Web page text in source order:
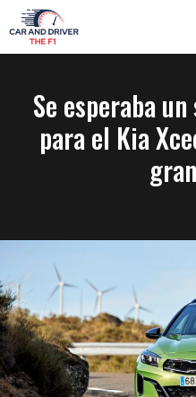
Saltar
al
contenido
Se esperaba
para el Kia